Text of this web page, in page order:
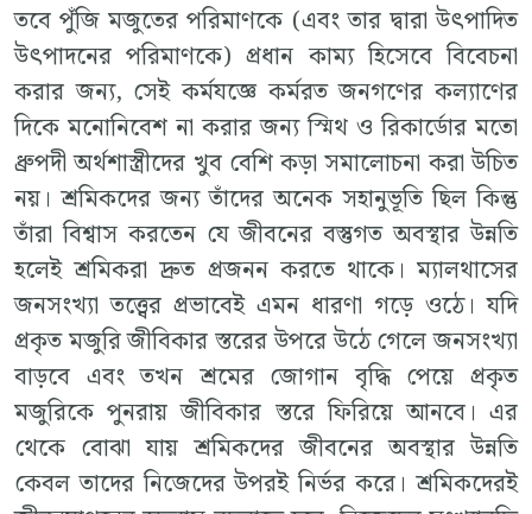
তবে পুঁজি মজুতের পরিমাণকে (এবং তার দ্বারা উৎপাদিত
উৎপাদনের পরিমাণকে) প্রধান কাম্য হিসেবে বিবেচনা
করার জন্য, সেই কর্মযজ্ঞে কর্মরত জনগণের কল্যাণের
দিকে মনোনিবেশ না করার জন্য স্মিথ ও রিকার্ডোর মতো
ধ্রুপদী অর্থশাস্ত্রীদের খুব বেশি কড়া সমালোচনা করা উচিত
নয়। শ্রমিকদের জন্য তাঁদের অনেক সহানুভূতি ছিল কিন্তু
তাঁরা বিশ্বাস করতেন যে জীবনের বস্তুগত অবস্থার উন্নতি
হলেই শ্রমিকরা দ্রুত প্রজনন করতে থাকে। ম্যালথাসের
জনসংখ্যা তত্ত্বের প্রভাবেই এমন ধারণা গড়ে ওঠে। যদি
প্রকৃত মজুরি জীবিকার স্তরের উপরে উঠে গেলে জনসংখ্যা
বাড়বে এবং তখন শ্রমের জোগান বৃদ্ধি পেয়ে প্রকৃত
মজুরিকে পুনরায় জীবিকার স্তরে ফিরিয়ে আনবে। এর
থেকে বোঝা যায় শ্রমিকদের জীবনের অবস্থার উন্নতি
কেবল তাদের নিজেদের উপরই নির্ভর করে। শ্রমিকদেরই